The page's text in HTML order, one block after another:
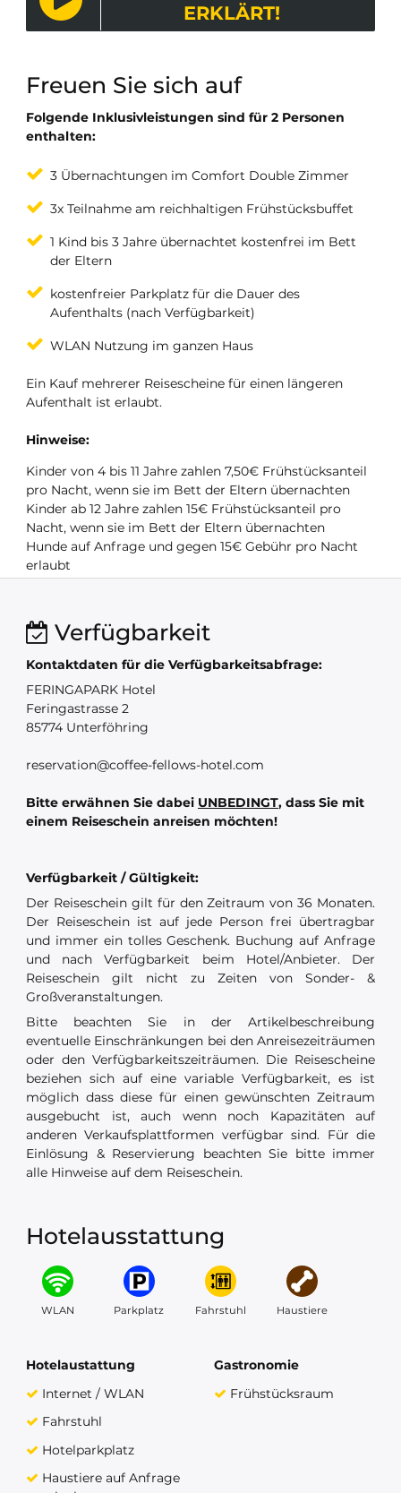
Freuen Sie sich auf
Folgende Inklusivleistungen sind für 2 Personen
enthalten:
3 Übernachtungen im Comfort Double Zimmer
3x Teilnahme am reichhaltigen Frühstücksbuffet
1 Kind bis 3 Jahre übernachtet kostenfrei im Bett
der Eltern
kostenfreier Parkplatz für die Dauer des
Aufenthalts (nach Verfügbarkeit)
WLAN Nutzung im ganzen Haus
Ein Kauf mehrerer Reisescheine für einen längeren
Aufenthalt ist erlaubt.
Hinweise:
Kinder von 4 bis 11 Jahre zahlen 7,50€ Frühstücksanteil
pro Nacht, wenn sie im Bett der Eltern übernachten
Kinder ab 12 Jahre zahlen 15€ Frühstücksanteil pro
Nacht, wenn sie im Bett der Eltern übernachten
Hunde auf Anfrage und gegen 15€ Gebühr pro Nacht
erlaubt
ERKLÄRT!
Verfügbarkeit
Kontaktdaten für die Verfügbarkeitsabfrage:
FERINGAPARK Hotel
Feringastrasse 2
85774 Unterföhring
reservation@coffee-fellows-hotel.com
Bitte erwähnen Sie dabei UNBEDINGT, dass Sie mit
einem Reiseschein anreisen möchten!
Verfügbarkeit / Gültigkeit:
Der Reiseschein gilt für den Zeitraum von 36 Monaten.
Der Reiseschein ist auf jede Person frei übertragbar
und immer ein tolles Geschenk. Buchung auf Anfrage
und nach Verfügbarkeit beim Hotel/Anbieter. Der
Reiseschein gilt nicht zu Zeiten von Sonder- &
Großveranstaltungen.
Bitte beachten Sie in der Artikelbeschreibung
eventuelle Einschränkungen bei den Anreisezeiträumen
oder den Verfügbarkeitszeiträumen. Die Reisescheine
beziehen sich auf eine variable Verfügbarkeit, es ist
möglich dass diese für einen gewünschten Zeitraum
ausgebucht ist, auch wenn noch Kapazitäten auf
anderen Verkaufsplattformen verfügbar sind. Für die
Einlösung & Reservierung beachten Sie bitte immer
alle Hinweise auf dem Reiseschein.
Hotelausstattung
WLAN Parkplatz Fahrstuhl Haustiere
Hotelaustattung
Internet / WLAN
Fahrstuhl
Hotelparkplatz
Haustiere auf Anfrage
Gastronomie
Frühstücksraum